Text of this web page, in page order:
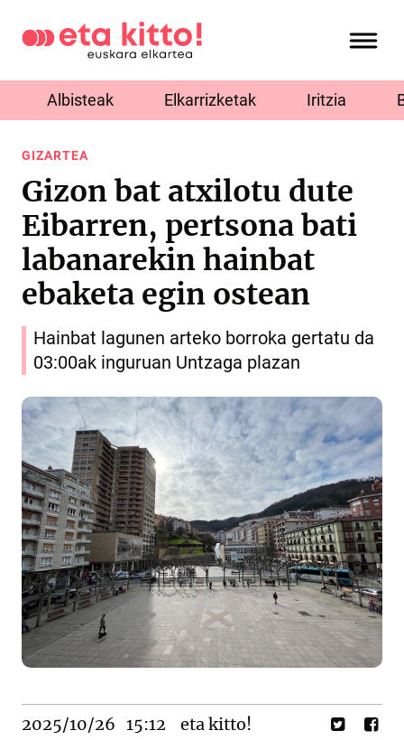
Albisteak Elkarrizketak Iritzia
GIZARTEA
Gizon bat atxilotu dute
Eibarren, pertsona bati
labanarekin hainbat
ebaketa egin ostean
Hainbat lagunen arteko borroka gertatu da
03:00ak inguruan Untzaga plazan
2025/10/26 15:12 eta kitto!